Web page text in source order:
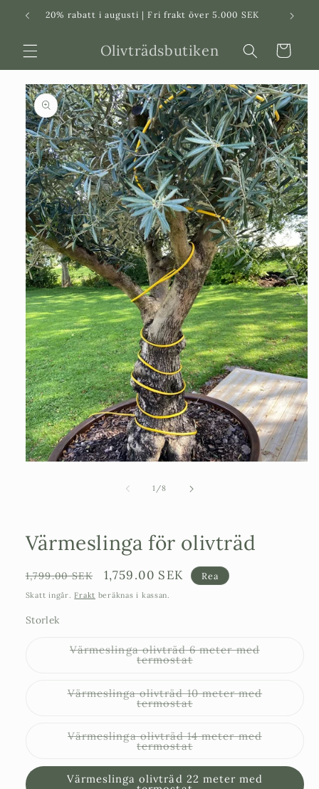
Svenska Dansk
20% rabatt i augusti | Fri frakt över 5.000 SEK
Olivträdsbutiken Varukorg
vidare till
1 /av
8
Värmeslinga för olivträd
Ordinarie
pris
1,799.00 SEK Försäljningspris
1,759.00 SEK Rea
Skatt ingår.Frakt beräknas i kassan.
Storlek
Värmeslinga olivträd 6 meter med
termostatVarianten
eller
inte
tillgänglig
Värmeslinga olivträd 10 meter med
termostatVarianten
eller
inte
Värmeslinga olivträd 14 meter med
termostatVarianten
slutsåld
eller
inte
Värmeslinga olivträd 22 meter med